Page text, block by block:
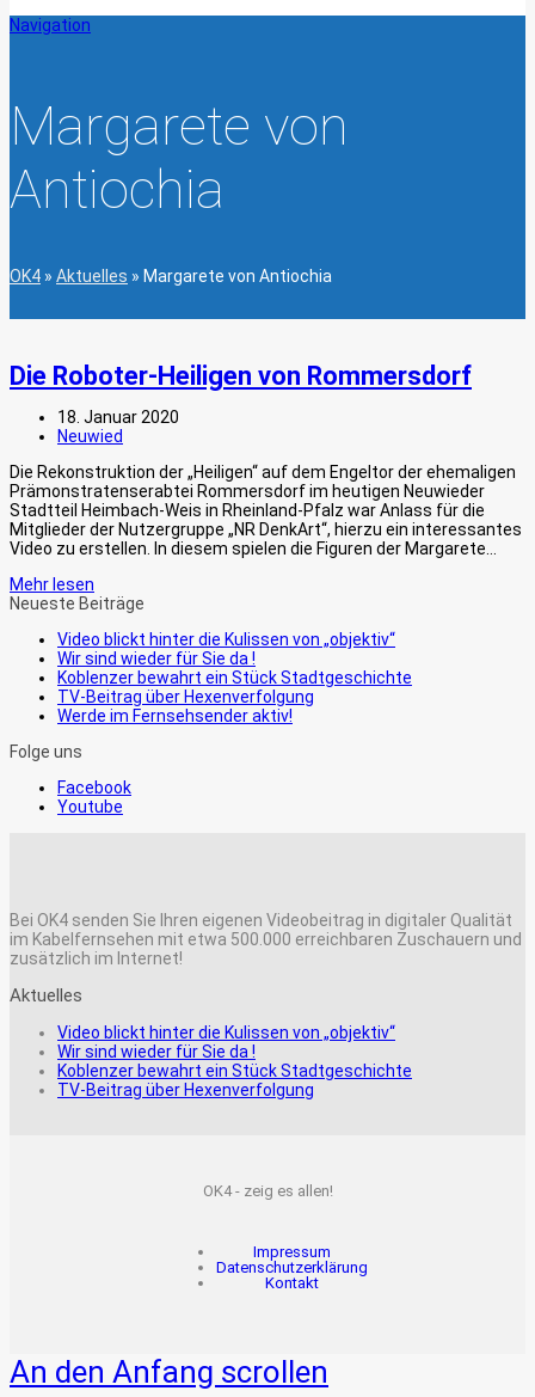
Navigation
Margarete von
Antiochia
OK4 » Aktuelles » Margarete von Antiochia
Die Roboter-Heiligen von Rommersdorf
18. Januar 2020
Neuwied
Die Rekonstruktion der „Heiligen“ auf dem Engeltor der ehemaligen
Prämonstratenserabtei Rommersdorf im heutigen Neuwieder
Stadtteil Heimbach-Weis in Rheinland-Pfalz war Anlass für die
Mitglieder der Nutzergruppe „NR DenkArt“, hierzu ein interessantes
Video zu erstellen. In diesem spielen die Figuren der Margarete…
Mehr lesen
Neueste Beiträge
Video blickt hinter die Kulissen von „objektiv“
Wir sind wieder für Sie da !
Koblenzer bewahrt ein Stück Stadtgeschichte
TV-Beitrag über Hexenverfolgung
Werde im Fernsehsender aktiv!
Folge uns
Facebook
Youtube
Bei OK4 senden Sie Ihren eigenen Videobeitrag in digitaler Qualität
im Kabelfernsehen mit etwa 500.000 erreichbaren Zuschauern und
zusätzlich im Internet!
Aktuelles
Video blickt hinter die Kulissen von „objektiv“
Wir sind wieder für Sie da !
Koblenzer bewahrt ein Stück Stadtgeschichte
TV-Beitrag über Hexenverfolgung
OK4 - zeig es allen!
Impressum
Datenschutzerklärung
Kontakt
An den Anfang scrollen